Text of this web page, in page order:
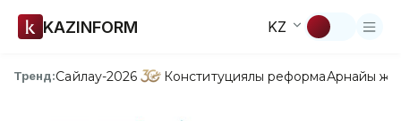
KAZINFORM KZ
Тренд:Сайлау-2026 Конституциялық реформаАрнайы